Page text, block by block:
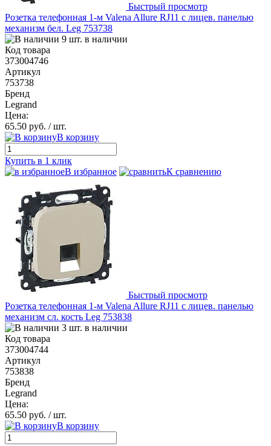
Быстрый просмотр
Розетка телефонная 1-м Valena Allure RJ11 с лицев. панелью
механизм бел. Leg 753738
9 шт. в наличии
Код товара
373004746
Артикул
753738
Бренд
Legrand
Цена:
65.50 руб. / шт.
В корзину
Купить в 1 клик
В избранное
К сравнению
Быстрый просмотр
Розетка телефонная 1-м Valena Allure RJ11 с лицев. панелью
механизм сл. кость Leg 753838
3 шт. в наличии
Код товара
373004744
Артикул
753838
Бренд
Legrand
Цена:
65.50 руб. / шт.
В корзину